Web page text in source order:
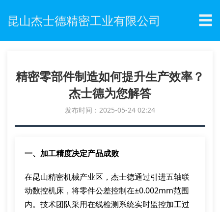
昆山杰士德精密工业有限公司 ☰
精密零部件制造如何提升生产效率？
杰士德为您解答
发布时间：2025-05-24 02:24
一、加工精度决定产品成败
在昆山精密机械产业区，杰士德通过引进五轴联
动数控机床，将零件公差控制在±0.002mm范围
内。技术团队采用在线检测系统实时监控加工过